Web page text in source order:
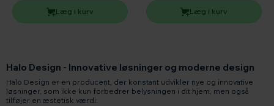
Læg i kurv Læg i kurv
Halo Design - Innovative løsninger og moderne design
Halo Design er en producent, der konstant udvikler nye og innovative
løsninger, som ikke kun forbedrer belysningen i dit hjem, men også
tilføjer en æstetisk værdi.